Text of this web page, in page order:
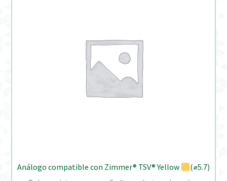
Análogo compatible con Zimmer® TSV® Yellow
(⌀5.7)